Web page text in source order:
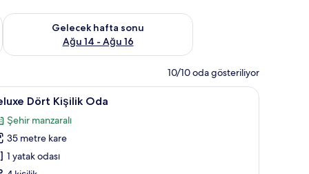
7 - Ağu 9
Gelecek hafta sonu
Ağu 14 - Ağu 16
Önümüzdeki hafta sonu için müsaitliği kontrol et Ağu 14 -
10/10 oda gösteriliyor
yatak takımı, odada kasa, ses yalıtımı, ütü/ütü masası
Deluxe Dört Kişilik Oda | Kaliteli yatak takımı,
7 Dört Kişilik Oda
Şehir manzaralı
35 metre kare
1 yatak odası